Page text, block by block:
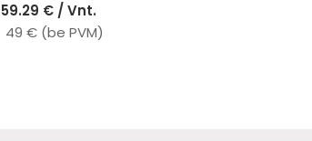
59.29 € / Vnt.
49 € (be PVM)